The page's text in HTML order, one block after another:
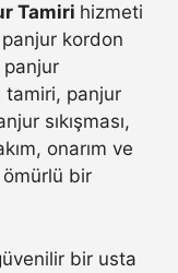
Tamiri hizmeti
kordon
panjur
tamiri, panjur
sıkışması,
onarım ve
ömürlü bir
bir usta